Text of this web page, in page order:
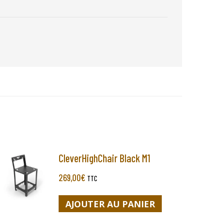
CleverHighChair Black M1
269,00€ TTC
AJOUTER AU PANIER